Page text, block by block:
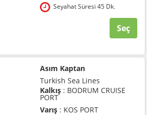
Seyahat Süresi 45 Dk.
Seç
Asım Kaptan
Turkish Sea Lines
Kalkış : BODRUM CRUISE
PORT
Varış : KOS PORT